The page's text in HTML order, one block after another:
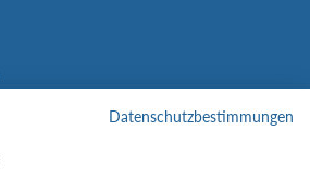
Datenschutzbestimmungen